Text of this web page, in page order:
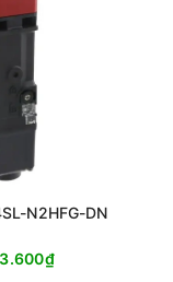
N2HFG-DN